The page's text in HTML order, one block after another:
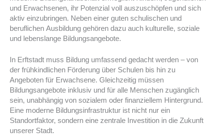
und Erwachsenen, ihr Potenzial voll auszuschöpfen und sich
aktiv einzubringen. Neben einer guten schulischen und
beruflichen Ausbildung gehören dazu auch kulturelle, soziale
und lebenslange Bildungsangebote.
In Erftstadt muss Bildung umfassend gedacht werden – von
der frühkindlichen Förderung über Schulen bis hin zu
Angeboten für Erwachsene. Gleichzeitig müssen
Bildungsangebote inklusiv und für alle Menschen zugänglich
sein, unabhängig von sozialem oder finanziellem Hintergrund.
Eine moderne Bildungsinfrastruktur ist nicht nur ein
Standortfaktor, sondern eine zentrale Investition in die Zukunft
unserer Stadt.